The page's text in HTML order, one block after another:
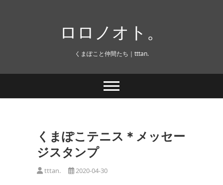
ロロノオト。
くまぽこと仲間たち｜tttan.
くまぽこテニス＊メッセー
ジスタンプ
tttan. 2020-04-30